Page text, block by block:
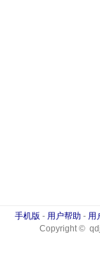
手机版 - 用户帮助 - 用
Copyright ©